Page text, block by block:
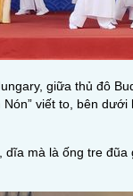
giữa thủ đô
viết to, bên
dĩa mà là ống tre